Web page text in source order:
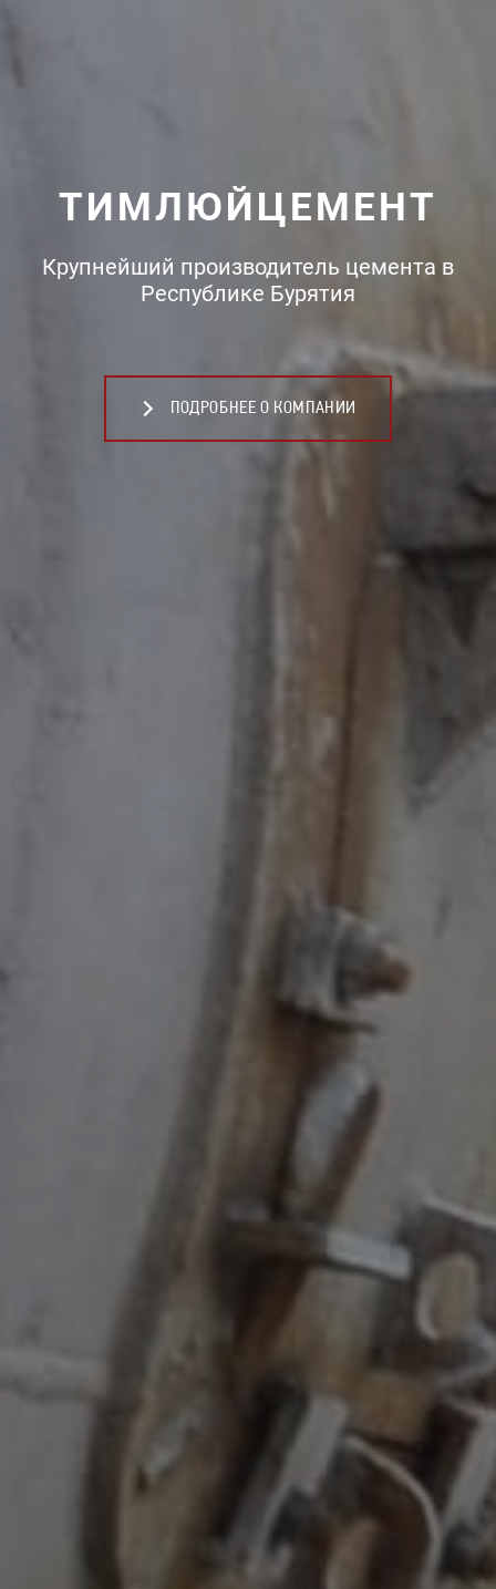
ТИМЛЮЙЦЕМЕНТ
Крупнейший производитель цемента в
Республике Бурятия
ПОДРОБНЕЕ О КОМПАНИИ